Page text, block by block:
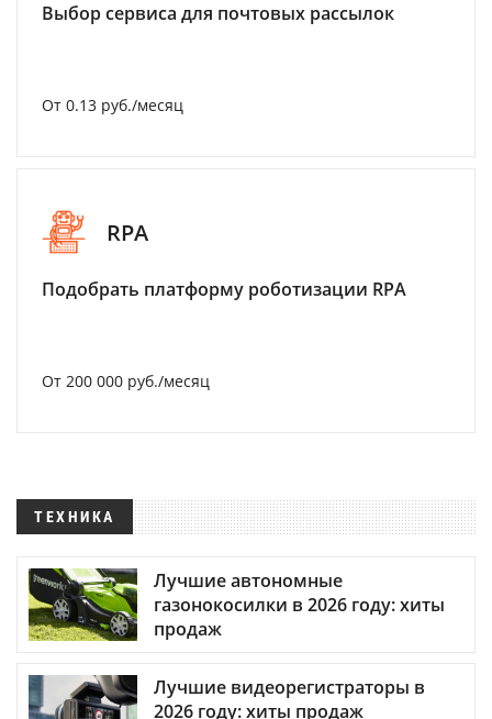
Выбор сервиса для почтовых рассылок
От 0.13 руб./месяц
RPA
Подобрать платформу роботизации RPA
От 200 000 руб./месяц
ТЕХНИКА
Лучшие автономные
газонокосилки в 2026 году: хиты
продаж
Лучшие видеорегистраторы в
2026 году: хиты продаж